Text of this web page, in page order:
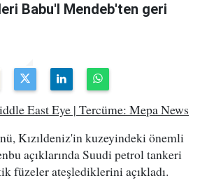
Babu'l Mendeb'ten geri
East Eye | Tercüme: Mepa News
Kızıldeniz'in kuzeyindeki önemli
açıklarında Suudi petrol tankeri
füzeler ateşlediklerini açıkladı.